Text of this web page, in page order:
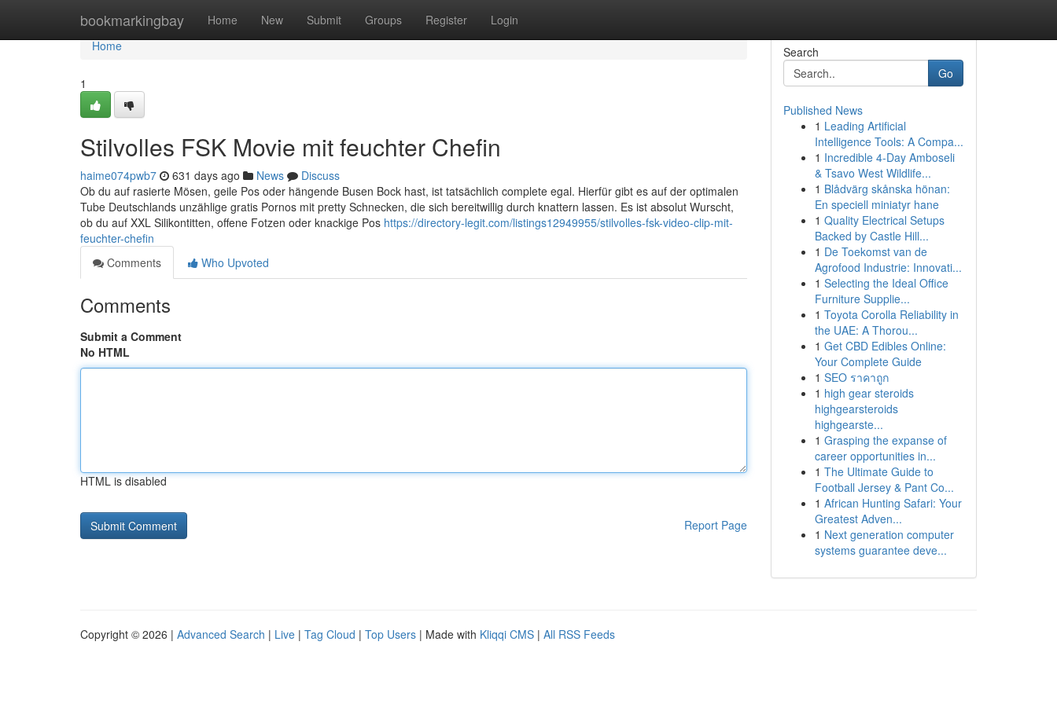
bookmarkingbay Home New Submit Groups Register Login
Home
Home
1
Stilvolles FSK Movie mit feuchter Chefin
haime074pwb7 631 days ago News
Discuss
Ob du auf rasierte Mösen, geile Pos oder hängende Busen Bock hast, ist tatsächlich complete egal. Hierfür gibt es auf der optimalen
Tube Deutschlands unzählige gratis Pornos mit pretty Schnecken, die sich bereitwillig durch knattern lassen. Es ist absolut Wurscht,
ob du auf XXL Silikontitten, offene Fotzen oder knackige Pos https://directory-legit.com/listings12949955/stilvolles-fsk-video-clip-mit-
feuchter-chefin
Comments
Who Upvoted
Comments
Submit a Comment
No HTML
HTML is disabled
Report Page
Search
Go
Published News
1 Leading Artificial
Intelligence Tools: A Compa...
1 Incredible 4-Day Amboseli
& Tsavo West Wildlife...
1 Blådvärg skånska hönan:
En speciell miniatyr hane
1 Quality Electrical Setups
Backed by Castle Hill...
1 De Toekomst van de
Agrofood Industrie: Innovati...
1 Selecting the Ideal Office
Furniture Supplie...
1 Toyota Corolla Reliability in
the UAE: A Thorou...
1 Get CBD Edibles Online:
Your Complete Guide
1 SEO ราคาถูก
1 high gear steroids
highgearsteroids
highgearste...
1 Grasping the expanse of
career opportunities in...
1 The Ultimate Guide to
Football Jersey & Pant Co...
1 African Hunting Safari: Your
Greatest Adven...
1 Next generation computer
systems guarantee deve...
Copyright © 2026 | Advanced Search | Live | Tag Cloud | Top Users | Made with Kliqqi CMS | All RSS Feeds